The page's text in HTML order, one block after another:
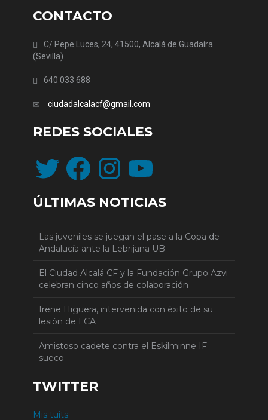
CONTACTO
C/ Pepe Luces, 24, 41500, Alcalá de Guadaíra
(Sevilla)
640 033 688
ciudadalcalacf@gmail.com
REDES SOCIALES
Twitter FacebookInstagramYouTube
ÚLTIMAS NOTICIAS
Las juveniles se juegan el pase a la Copa de
Andalucía ante la Lebrijana UB
El Ciudad Alcalá CF y la Fundación Grupo Azvi
celebran cinco años de colaboración
Irene Higuera, intervenida con éxito de su
lesión de LCA
Amistoso cadete contra el Eskilminne IF
sueco
TWITTER
Mis tuits